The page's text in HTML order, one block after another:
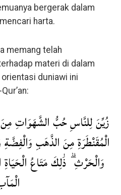
bergerak dalam
harta.
memang telah
materi di dalam
duniawi ini
زُيِّنَ لِلنَّاسِ حُبُّ الشَّهَوَاتِ مِنَ
الْمُقَنْطَرَةِ مِنَ الذَّهَبِ وَالْفِضَّةِ
وَالْحَرْثِ ۗ ذَٰلِكَ مَتَاعُ الْحَيَاةِ